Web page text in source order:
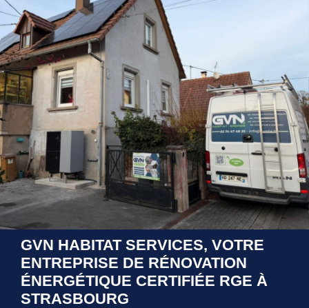
GVN HABITAT SERVICES, VOTRE
ENTREPRISE DE RÉNOVATION
ÉNERGÉTIQUE CERTIFIÉE RGE À
STRASBOURG